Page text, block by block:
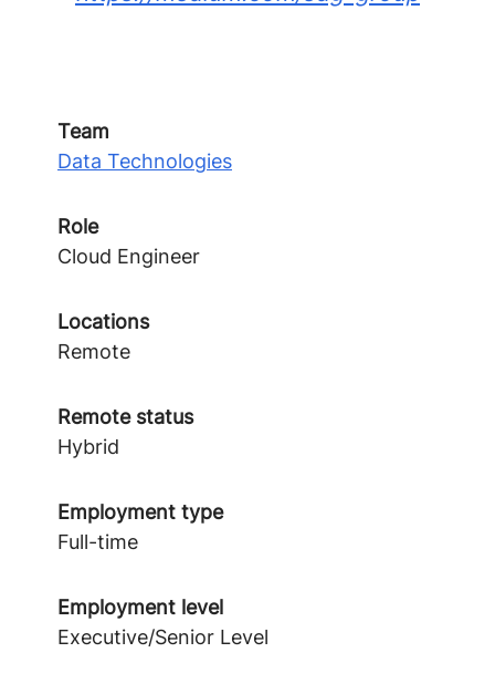
Team
Data Technologies
Role
Cloud Engineer
Locations
Remote
Remote status
Hybrid
Employment type
Full-time
Employment level
Executive/Senior Level